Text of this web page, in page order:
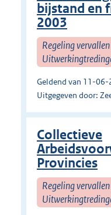
bijstand en
2003
Regeling
Geldend van 11-
Uitgegeven door:
Collectieve
Provincies
Regeling